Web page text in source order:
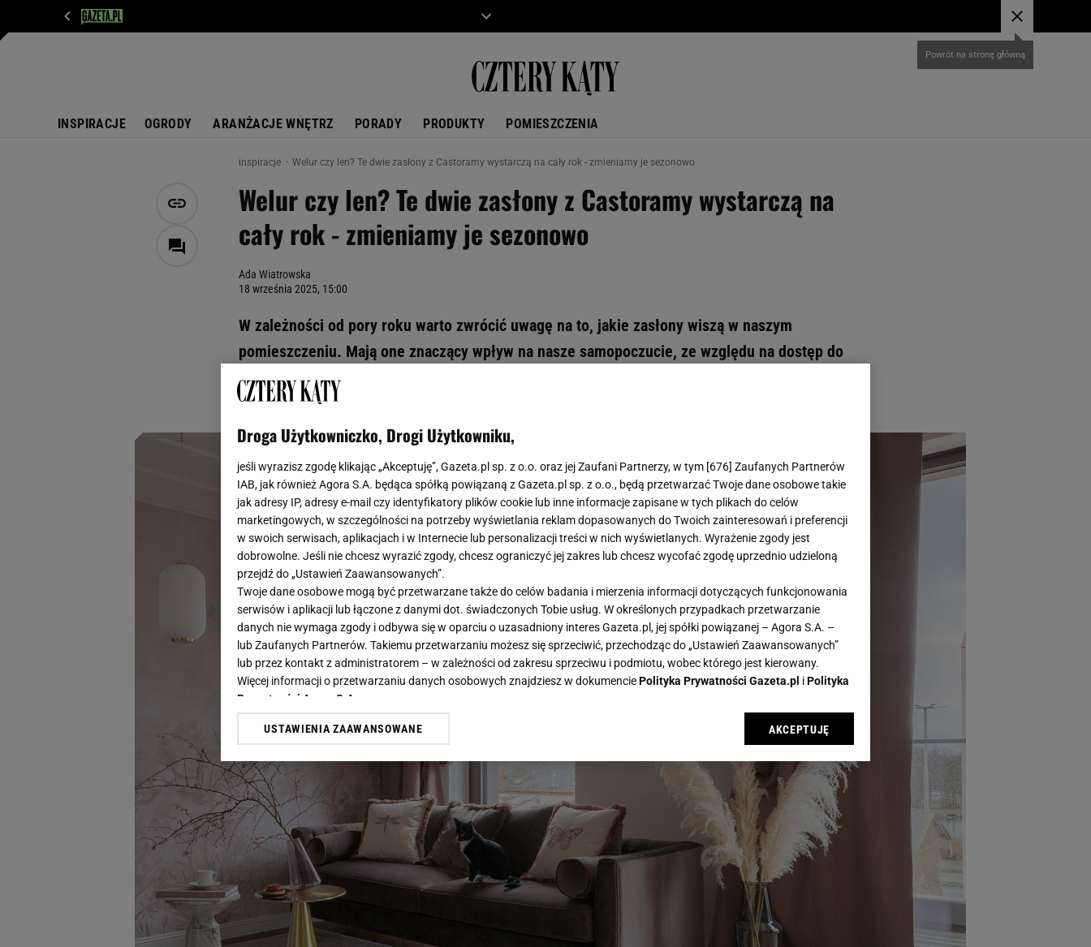
INSPIRACJE OGRODY ARANŻACJE WNĘTRZ PORADY PRODUKTY POMIESZCZENIA
inspiracje Welur czy len? Te dwie zasłony z Castoramy wystarczą na cały rok - zmieniamy je sezonowo
Welur czy len? Te dwie zasłony z Castoramy wystarczą na
cały rok - zmieniamy je sezonowo
Ada Wiatrowska
18 września 2025, 15:00
W zależności od pory roku warto zwrócić uwagę na to, jakie zasłony wiszą w naszym
pomieszczeniu. Mają one znaczący wpływ na nasze samopoczucie, ze względu na dostęp do
słońca i ocieplenie przestrzeni. W Castoramie znalazłam dwa modele, które szczególnie
przyciągają wzrok.
Droga Użytkowniczko, Drogi Użytkowniku,
jeśli wyrazisz zgodę klikając „Akceptuję”, Gazeta.pl sp. z o.o. oraz jej Zaufani Partnerzy, w tym [676] Zaufanych Partnerów
IAB, jak również Agora S.A. będąca spółką powiązaną z Gazeta.pl sp. z o.o., będą przetwarzać Twoje dane osobowe takie
jak adresy IP, adresy e-mail czy identyfikatory plików cookie lub inne informacje zapisane w tych plikach do celów
marketingowych, w szczególności na potrzeby wyświetlania reklam dopasowanych do Twoich zainteresowań i preferencji
w swoich serwisach, aplikacjach i w Internecie lub personalizacji treści w nich wyświetlanych. Wyrażenie zgody jest
dobrowolne. Jeśli nie chcesz wyrazić zgody, chcesz ograniczyć jej zakres lub chcesz wycofać zgodę uprzednio udzieloną
przejdź do „Ustawień Zaawansowanych”.
Twoje dane osobowe mogą być przetwarzane także do celów badania i mierzenia informacji dotyczących funkcjonowania
serwisów i aplikacji lub łączone z danymi dot. świadczonych Tobie usług. W określonych przypadkach przetwarzanie
danych nie wymaga zgody i odbywa się w oparciu o uzasadniony interes Gazeta.pl, jej spółki powiązanej – Agora S.A. –
lub Zaufanych Partnerów. Takiemu przetwarzaniu możesz się sprzeciwić, przechodząc do „Ustawień Zaawansowanych”
lub przez kontakt z administratorem – w zależności od zakresu sprzeciwu i podmiotu, wobec którego jest kierowany.
Więcej informacji o przetwarzaniu danych osobowych znajdziesz w dokumenciePolityka Prywatności Gazeta.pl iPolityka
Prywatności Agora S.A.
Klikając „Akceptuję” wyrażasz też zgodę na zainstalowanie i przechowywanie plików cookie Gazeta.pl sp. z o.o., jej
dotyczące plików cookie, wywołując narzędzie do zarządzania twoimi preferencjami dot. przetwarzania danych poprzez
odnośnik „Ustawienia prywatności ” w stopce serwisu i przechodząc do „Ustawień Zaawansowanych”. Zmiana ustawień
plików cookie możliwa jest także za pomocą ustawień przeglądarki.
My, nasi Zaufani Partnerzy i Agora S.A. możemy przetwarzać dane osobowe w następujących celach:
Użycie dokładnych danych geolokalizacyjnych. Aktywne skanowanie charakterystyki urządzenia do celów identyfikacji.
Przechowywanie informacji na urządzeniu lub dostęp do nich. Spersonalizowane reklamy i treści, pomiar reklam i treści,
badnie odbiorców i ulepszanie usług.Lista Zaufanych Partnerów
USTAWIENIA ZAAWANSOWANE AKCEPTUJĘ